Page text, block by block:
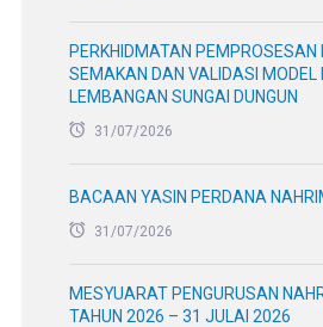
PERKHIDMATAN PEMPROSESAN
SEMAKAN DAN VALIDASI MODEL
LEMBANGAN SUNGAI DUNGUN
31/07/2026
BACAAN YASIN PERDANA
31/07/2026
MESYUARAT PENGURUSAN
TAHUN 2026 – 31 JULAI 2026